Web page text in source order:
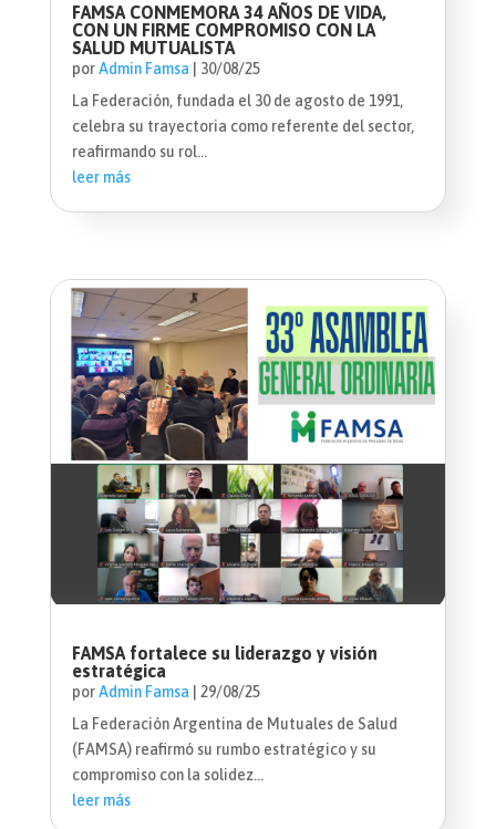
FAMSA CONMEMORA 34 AÑOS DE VIDA,
CON UN FIRME COMPROMISO CON LA
SALUD MUTUALISTA
porAdmin Famsa
30/08/25
La Federación, fundada el 30 de agosto de 1991,
celebra su trayectoria como referente del sector,
reafirmando su rol...
leer más
FAMSA fortalece su liderazgo y visión
estratégica
porAdmin Famsa
29/08/25
La Federación Argentina de Mutuales de Salud
(FAMSA) reafirmó su rumbo estratégico y su
compromiso con la solidez...
leer más